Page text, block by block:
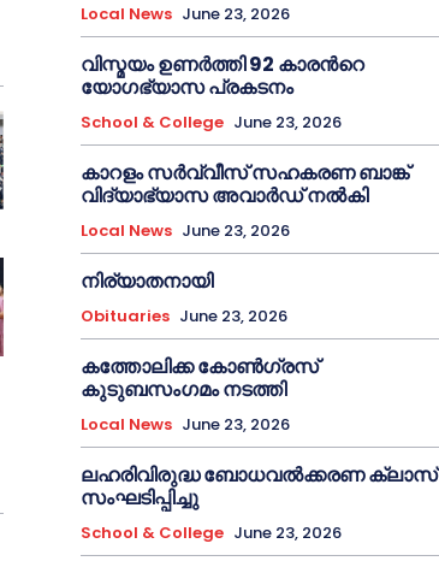
Local News June 23, 2026
വിസ്മയം ഉണർത്തി 92 കാരൻറെ
യോഗഭ്യാസ പ്രകടനം
School & College June 23, 2026
കാറളം സർവ്വീസ് സഹകരണ ബാങ്ക്
വിദ്യാഭ്യാസ അവാർഡ് നൽകി
Local News June 23, 2026
നിര്യാതനായി
Obituaries June 23, 2026
കത്തോലിക്ക കോൺഗ്രസ്
കുടുബസംഗമം നടത്തി
Local News June 23, 2026
ലഹരിവിരുദ്ധ ബോധവൽക്കരണ ക്ലാസ്
സംഘടിപ്പിച്ചു
School & College June 23, 2026